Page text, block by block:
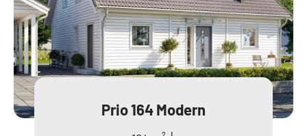
Prio 164 Modern